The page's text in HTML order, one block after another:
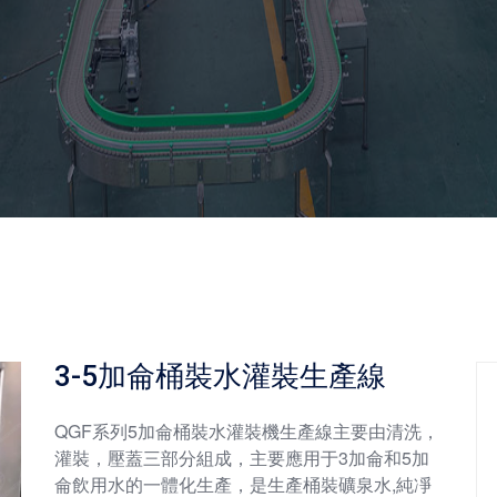
3-5加侖桶裝水灌裝生產線
QGF系列5加侖桶裝水灌裝機生產線主要由清洗，
灌裝，壓蓋三部分組成，主要應用于3加侖和5加
侖飲用水的一體化生產，是生產桶裝礦泉水,純凈